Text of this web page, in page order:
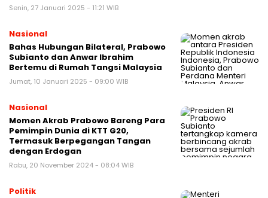
Senin, 27 Januari 2025 - 11:21 WIB
Nasional
Bahas Hubungan Bilateral, Prabowo
Subianto dan Anwar Ibrahim
Bertemu di Rumah Tangsi Malaysia
Jumat, 10 Januari 2025 - 09:00 WIB
Nasional
Momen Akrab Prabowo Bareng Para
Pemimpin Dunia di KTT G20,
Termasuk Berpegangan Tangan
dengan Erdogan
Rabu, 20 November 2024 - 08:04 WIB
Politik